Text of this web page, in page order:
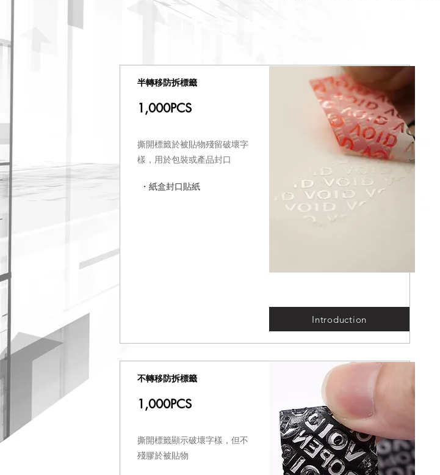
半轉移防拆標籤
1,000PCS​
撕開標籤於被貼物殘留破壞字
樣，用於包裝或產品封口
・紙盒封口貼紙
Introduction
不轉移防拆標籤
1,000PCS
撕開標籤顯示破壞字樣，但不
殘膠於被貼物